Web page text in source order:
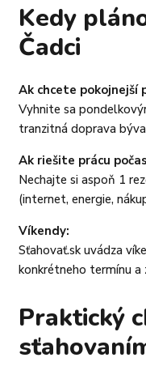
Kedy
Čadci
Ak chcete pokojnejší
Vyhnite sa
tranzitná doprava
Ak riešite prácu
Nechajte si aspoň 1
(internet, energie,
Víkendy:
Sťahovať.sk uvádza
konkrétneho termínu a
Praktický